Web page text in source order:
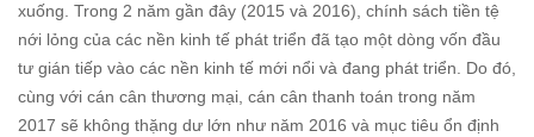
xuống. Trong 2 năm gần đây (2015 và 2016), chính sách tiền tệ
nới lỏng của các nền kinh tế phát triển đã tạo một dòng vốn đầu
tư gián tiếp vào các nền kinh tế mới nổi và đang phát triển. Do đó,
cùng với cán cân thương mại, cán cân thanh toán trong năm
2017 sẽ không thặng dư lớn như năm 2016 và mục tiêu ổn định